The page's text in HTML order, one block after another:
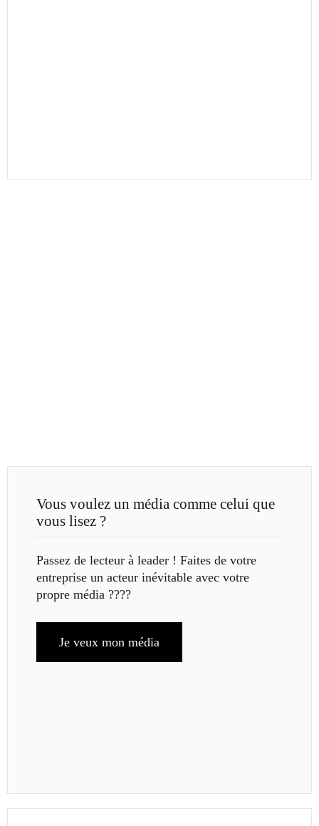
Vous voulez un média comme celui que
vous lisez ?
Passez de lecteur à leader ! Faites de votre
entreprise un acteur inévitable avec votre
propre média ????
Je veux mon média